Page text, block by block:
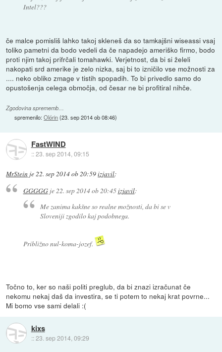
Intel???
če malce pomisliš lahko takoj skleneš da so tamkajšni wiseassi vsaj
toliko pametni da bodo vedeli da če napadejo ameriško firmo, bodo
proti njim takoj prifrčali tomahawki. Verjetnost, da bi si želeli
nakopati srd amerike je zelo nizka, saj bi to izničilo vse možnosti za
.... neko obliko zmage v tistih spopadih. To bi privedlo samo do
opustošenja celega območja, od česar ne bi profitiral nihče.
Zgodovina sprememb…
spremenilo:Olórin(23. sep 2014 ob 08:46)
FastWIND
::23. sep 2014, 09:15
MrStein je22. sep 2014 ob 20:59izjavil:
GGGGGje 22. sep 2014 ob 20:45izjavil:
Me zanima kakšne so realne možnosti, da bi se v
Sloveniji zgodilo kaj podobnega.
Približno nul-koma-jozef.
Točno to, ker so naši politi preglub, da bi znazi izračunat če
nekomu nekaj daš da investira, se ti potem to nekaj krat povrne...
Mi bomo vse sami delali :(
kixs
::23. sep 2014, 09:29